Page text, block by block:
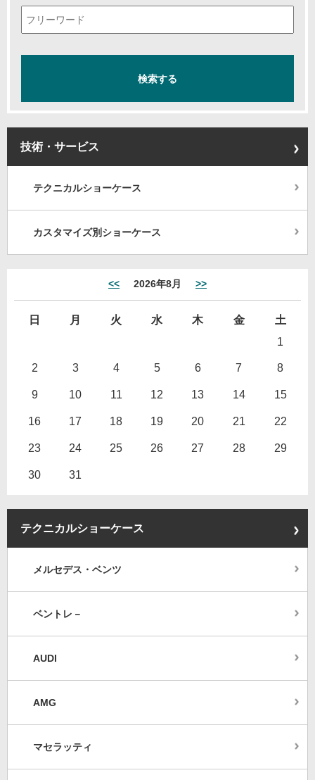
技術・サービス
テクニカルショーケース
カスタマイズ別ショーケース
<< 2026年8月 >>
日 月 火 水 木 金
土
1
2 3 4 5 6 7 8
9 10 11 12 13 14 15
16 17 18 19 20 21 22
23 24 25 26 27 28 29
30 31
テクニカルショーケース
メルセデス・ベンツ
ベントレ－
AUDI
AMG
マセラッティ